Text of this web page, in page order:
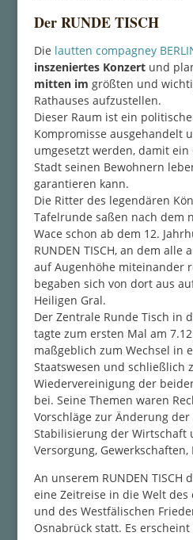
Der RUNDE TISCH
Die lautten compagney
inszeniertes Konzertund
mitten im größten und
Rathauses aufzustellen.
Dieser Raum ist ein
Kompromisse ausgehandelt
umgesetzt werden, damit ein
Stadt seinen Bewohnern
garantieren kann.
Die Ritter des legendären
Tafelrunde saßen nach dem
Wace schon ab dem 12.
RUNDEN TISCH, an dem
auf Augenhöhe miteinander
begaben sich von dort aus
Heiligen Gral.
Der Zentrale Runde Tisch in
tagte zum ersten Mal am
maßgeblich zum Wechsel in
Staatswesen und schließlich
Wiedervereinigung der
bei. Seine Themen waren
Vorschläge zur Änderung der
Stabilisierung der Wirtschaft
Versorgung,
An unserem RUNDEN TISCH
eine Zeitreise in die Welt
und des Westfälischen
Osnabrück statt. Es